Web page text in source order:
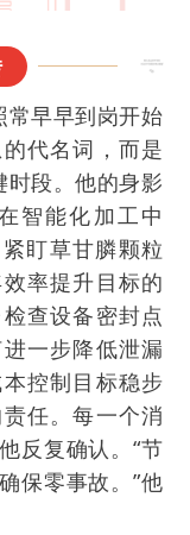
常早早到岗开始
代名词，而是
时段。他的身影
智能化加工中
盯草甘膦颗粒
率提升目标的
查设备密封点
一步降低泄漏
控制目标稳步
任。每一个消
反复确认。“节
保零事故。”他